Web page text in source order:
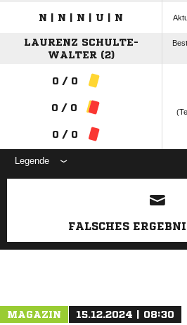
N | N | N | U | N
LAURENZ SCHULTE-
WALTER (2)
0 / 0
0 / 0
0 / 0
Legende
ANZEIGE
FALSCHES
MAGAZIN 15.12.2024 | 08:30